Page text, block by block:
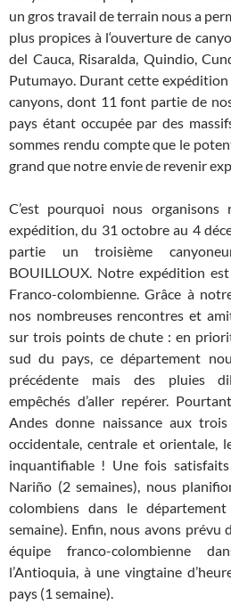
un gros travail de terrain nous a
plus propices à l‘ouverture de
del Cauca, Risaralda, Quindio,
Putumayo. Durant cette expédition
canyons, dont 11 font partie de
pays étant occupée par des
sommes rendu compte que le
grand que notre envie de revenir
C’est pourquoi nous organisons
expédition, du 31 octobre au 4
partie un troisième
BOUILLOUX. Notre expédition
Franco-colombienne. Grâce à
nos nombreuses rencontres et
sur trois points de chute : en
sud du pays, ce département
précédente mais des pluies
empêchés d’aller repérer.
Andes donne naissance aux
occidentale, centrale et orientale,
inquantifiable ! Une fois
Nariño (2 semaines), nous
colombiens dans le
semaine). Enfin, nous avons prévu
équipe franco-colombienne
l’Antioquia, à une vingtaine
pays (1 semaine).